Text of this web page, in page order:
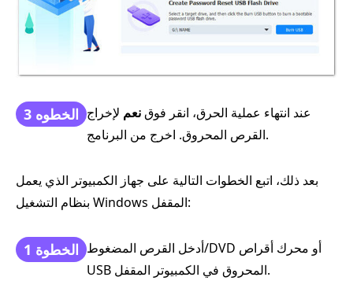
الخطوه 3 عند انتهاء عملية الحرق، انقر فوقنعم لإخراج
القرص المحروق. اخرج من البرنامج.
بعد ذلك، اتبع الخطوات التالية على جهاز الكمبيوتر الذي يعمل
بنظام التشغيل Windows المقفل:
الخطوة 1 أدخل القرص المضغوط/DVD أو محرك أقراص
USB المحروق في الكمبيوتر المقفل.